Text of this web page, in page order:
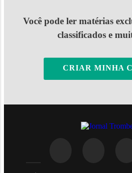
Você pode ler matérias
classificados e
CRIAR MINHA